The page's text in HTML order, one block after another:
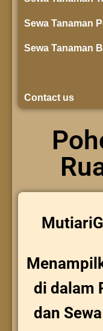
Sewa Tanaman
Sewa Tanaman
Contact us
di dalam
dan